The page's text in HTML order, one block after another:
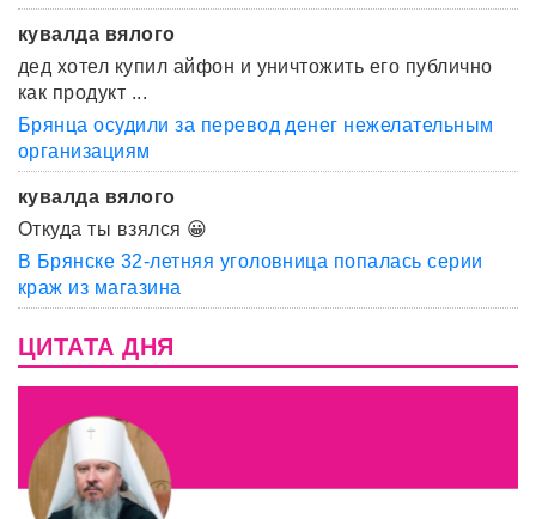
кувалда вялого
дед хотел купил айфон и уничтожить его публично
как продукт ...
Брянца осудили за перевод денег нежелательным
организациям
кувалда вялого
Откуда ты взялся 😀
В Брянске 32-летняя уголовница попалась серии
краж из магазина
ЦИТАТА ДНЯ